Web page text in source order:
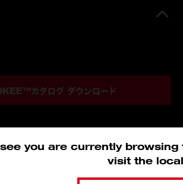
you are currently
visit the
カタログ ダウンロード